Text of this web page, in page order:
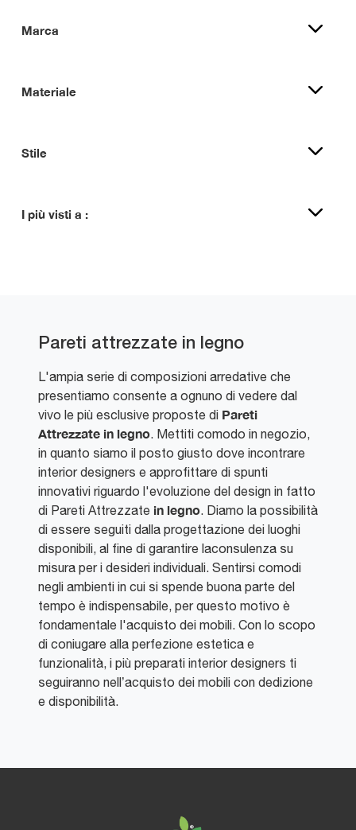
Marca
Materiale
Stile
I più visti a :
Pareti attrezzate in legno
L'ampia serie di composizioni arredative che
presentiamo consente a ognuno di vedere dal
vivo le più esclusive proposte di Pareti
Attrezzate in legno. Mettiti comodo in negozio,
in quanto siamo il posto giusto dove incontrare
interior designers e approfittare di spunti
innovativi riguardo l'evoluzione del design in fatto
di Pareti Attrezzate in legno. Diamo la possibilità
di essere seguiti dalla progettazione dei luoghi
disponibili, al fine di garantire laconsulenza su
misura per i desideri individuali. Sentirsi comodi
negli ambienti in cui si spende buona parte del
tempo è indispensabile, per questo motivo è
fondamentale l'acquisto dei mobili. Con lo scopo
di coniugare alla perfezione estetica e
funzionalità, i più preparati interior designers ti
seguiranno nell’acquisto dei mobili con dedizione
e disponibilità.